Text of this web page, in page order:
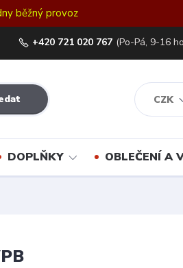
běžný provoz
CZK
+420 721 020 767 (Po-Pá, 9-16
DOPLŇKY OBLEČENÍ A